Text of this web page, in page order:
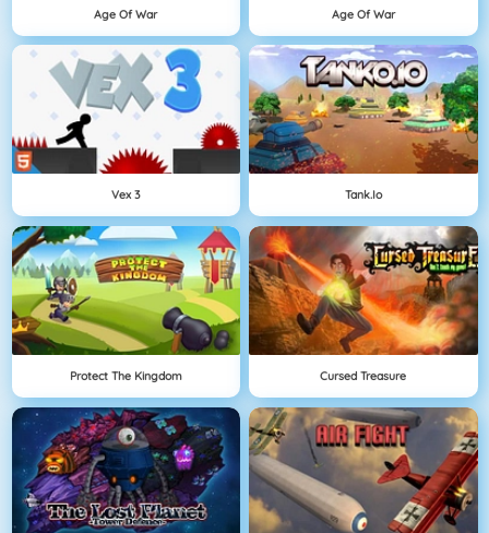
Age Of War Age Of War
Vex 3 Tank.io
Protect The Kingdom Cursed Treasure